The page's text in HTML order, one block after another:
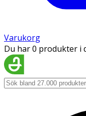
Varukorg
Du har 0 produkter i